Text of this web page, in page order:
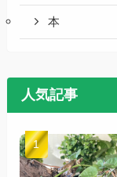
本
人気記事